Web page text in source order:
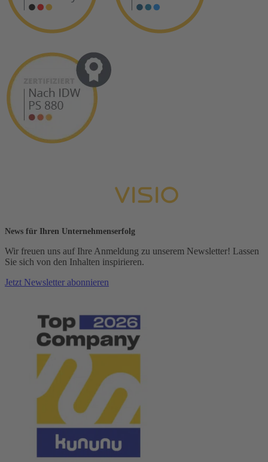
News für Ihren Unternehmenserfolg
Wir freuen uns auf Ihre Anmeldung zu unserem Newsletter! Lassen
Sie sich von den Inhalten inspirieren.
Jetzt Newsletter abonnieren